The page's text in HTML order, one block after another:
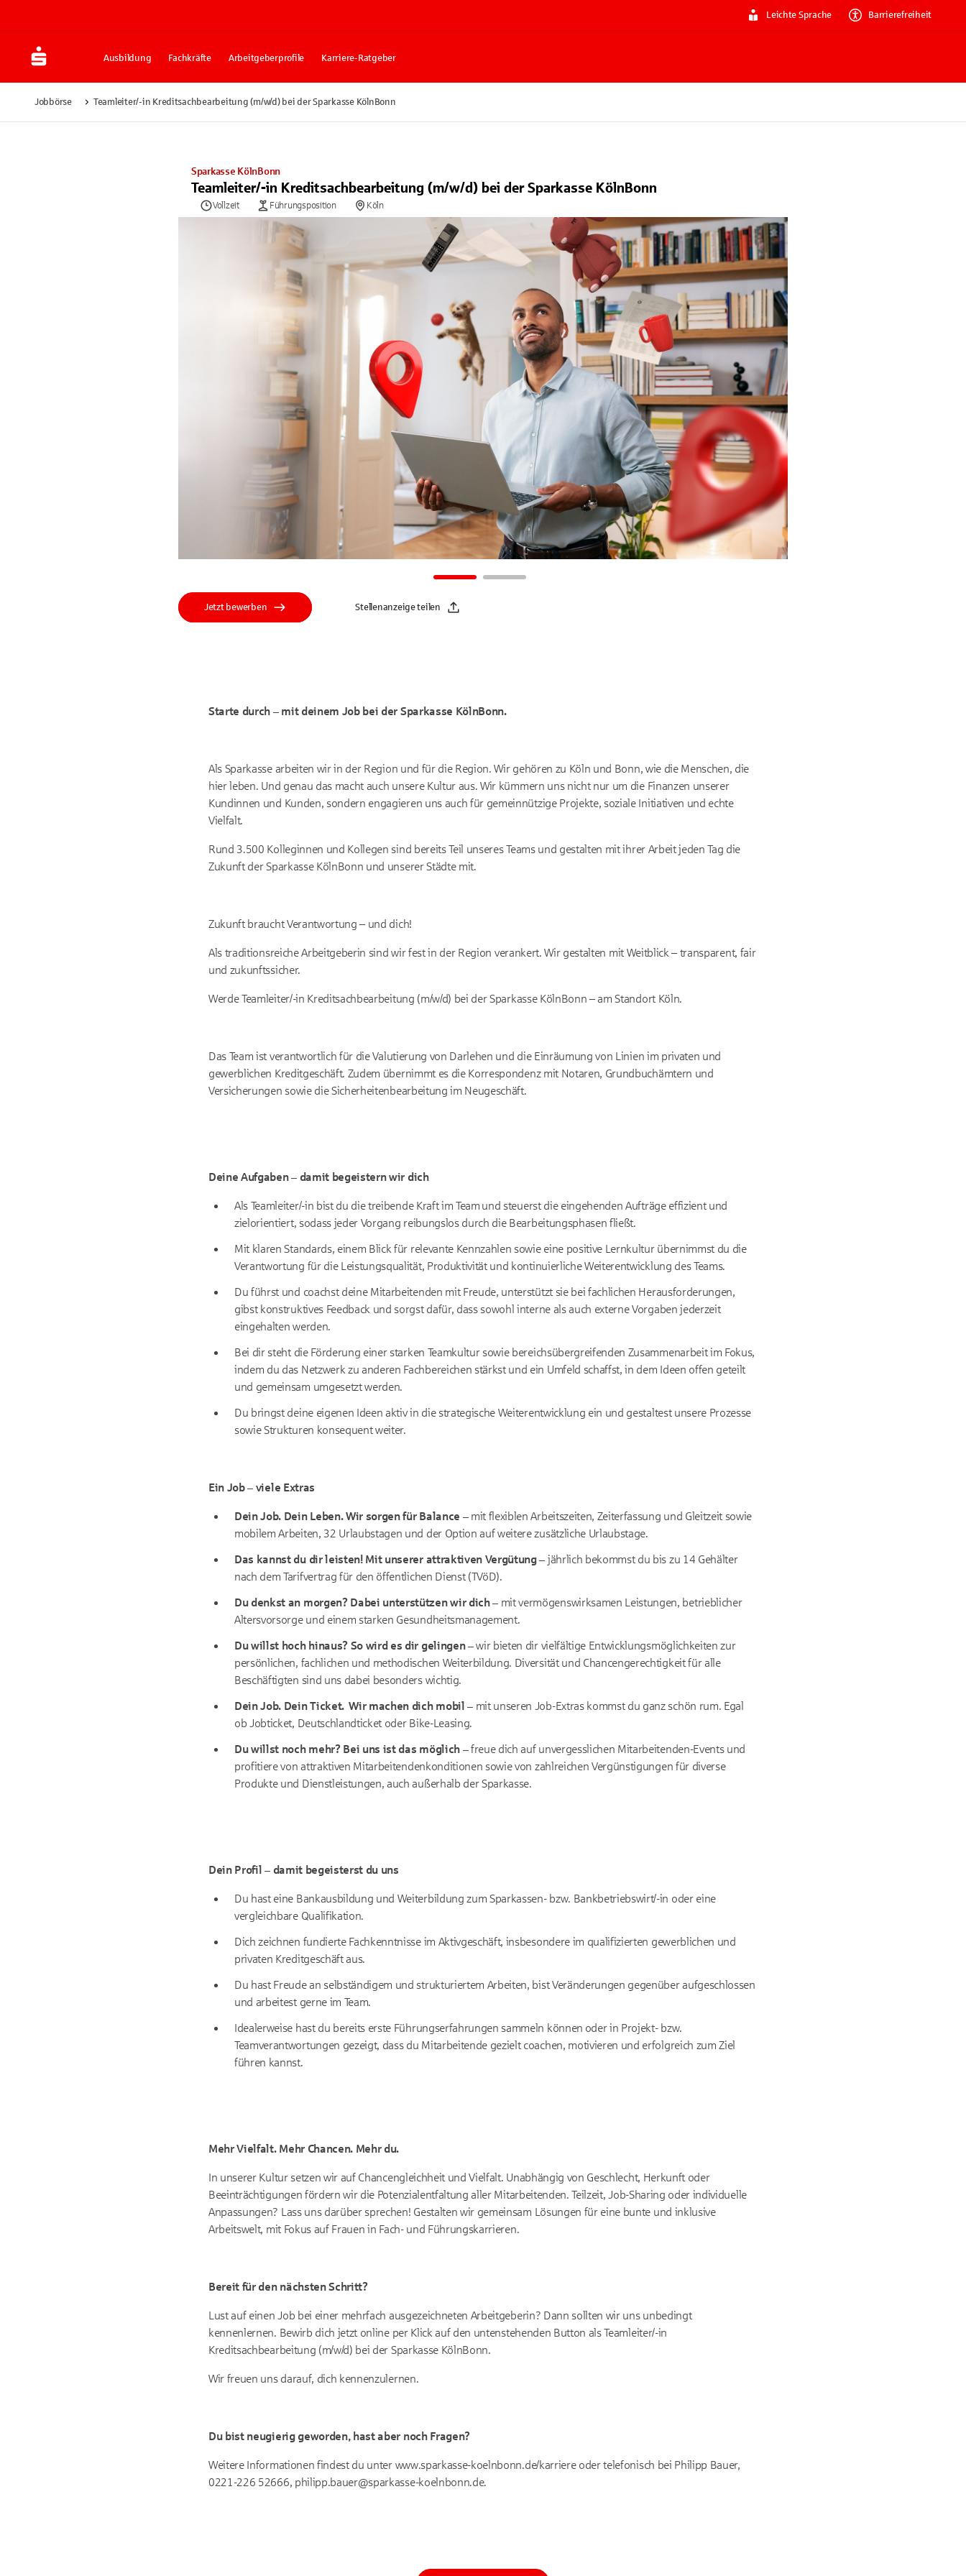
Leichte Sprache Barrierefreiheit
Ausbildung Fachkräfte Arbeitgeberprofile Karriere-Ratgeber
Jobbörse Teamleiter/-in Kreditsachbearbeitung (m/w/d) bei der Sparkasse KölnBonn
Sparkasse KölnBonn
Teamleiter/-in Kreditsachbearbeitung (m/w/d) bei der Sparkasse KölnBonn
Vollzeit Führungsposition Köln
Jetzt bewerben Stellenanzeige teilen
Starte durch – mit deinem Job bei der Sparkasse KölnBonn.
Als Sparkasse arbeiten wir in der Region und für die Region. Wir gehören zu Köln und Bonn, wie die Menschen, die
hier leben. Und genau das macht auch unsere Kultur aus. Wir kümmern uns nicht nur um die Finanzen unserer
Kundinnen und Kunden, sondern engagieren uns auch für gemeinnützige Projekte, soziale Initiativen und echte
Vielfalt.
Rund 3.500 Kolleginnen und Kollegen sind bereits Teil unseres Teams und gestalten mit ihrer Arbeit jeden Tag die
Zukunft der Sparkasse KölnBonn und unserer Städte mit.
Zukunft braucht Verantwortung – und dich!
Als traditionsreiche Arbeitgeberin sind wir fest in der Region verankert. Wir gestalten mit Weitblick – transparent, fair
und zukunftssicher.
Werde Teamleiter/-in Kreditsachbearbeitung (m/w/d) bei der Sparkasse KölnBonn – am Standort Köln.
Das Team ist verantwortlich für die Valutierung von Darlehen und die Einräumung von Linien im privaten und
gewerblichen Kreditgeschäft. Zudem übernimmt es die Korrespondenz mit Notaren, Grundbuchämtern und
Versicherungen sowie die Sicherheitenbearbeitung im Neugeschäft.
Deine Aufgaben – damit begeistern wir dich
Als Teamleiter/-in bist du die treibende Kraft im Team und steuerst die eingehenden Aufträge effizient und
zielorientiert, sodass jeder Vorgang reibungslos durch die Bearbeitungsphasen fließt.
Mit klaren Standards, einem Blick für relevante Kennzahlen sowie eine positive Lernkultur übernimmst du die
Verantwortung für die Leistungsqualität, Produktivität und kontinuierliche Weiterentwicklung des Teams.
Du führst und coachst deine Mitarbeitenden mit Freude, unterstützt sie bei fachlichen Herausforderungen,
gibst konstruktives Feedback und sorgst dafür, dass sowohl interne als auch externe Vorgaben jederzeit
eingehalten werden.
Bei dir steht die Förderung einer starken Teamkultur sowie bereichsübergreifenden Zusammenarbeit im Fokus,
indem du das Netzwerk zu anderen Fachbereichen stärkst und ein Umfeld schaffst, in dem Ideen offen geteilt
und gemeinsam umgesetzt werden.
Du bringst deine eigenen Ideen aktiv in die strategische Weiterentwicklung ein und gestaltest unsere Prozesse
sowie Strukturen konsequent weiter.
Ein Job – viele Extras
Dein Job. Dein Leben. Wir sorgen für Balance –mit flexiblen Arbeitszeiten, Zeiterfassung und Gleitzeit sowie
mobilem Arbeiten, 32 Urlaubstagen und der Option auf weitere zusätzliche Urlaubstage.
Das kannst du dir leisten! Mit unserer attraktiven Vergütung – jährlich bekommst du bis zu 14 Gehälter
nach dem Tarifvertrag für den öffentlichen Dienst (TVöD).
Du denkst an morgen? Dabei unterstützen wir dich – mit vermögenswirksamen Leistungen, betrieblicher
Altersvorsorge und einem starken Gesundheitsmanagement.
Du willst hoch hinaus? So wird es dir gelingen –wir bieten dir vielfältige Entwicklungsmöglichkeiten zur
persönlichen, fachlichen und methodischen Weiterbildung. Diversität und Chancengerechtigkeit für alle
Beschäftigten sind uns dabei besonders wichtig.
Dein Job. Dein Ticket. Wir machen dich mobil –mit unseren Job-Extras kommst du ganz schön rum. Egal
ob Jobticket, Deutschlandticket oder Bike-Leasing.
Du willst noch mehr? Bei uns ist das möglich –freue dich auf unvergesslichen Mitarbeitenden-Events und
profitiere von attraktiven Mitarbeitendenkonditionen sowie von zahlreichen Vergünstigungen für diverse
Produkte und Dienstleistungen, auch außerhalb der Sparkasse.
Dein Profil – damit begeisterst du uns
Du hast eine Bankausbildung und Weiterbildung zum Sparkassen- bzw. Bankbetriebswirt/-in oder eine
vergleichbare Qualifikation.
Dich zeichnen fundierte Fachkenntnisse im Aktivgeschäft, insbesondere im qualifizierten gewerblichen und
privaten Kreditgeschäft aus.
Du hast Freude an selbständigem und strukturiertem Arbeiten, bist Veränderungen gegenüber aufgeschlossen
und arbeitest gerne im Team.
Idealerweise hast du bereits erste Führungserfahrungen sammeln können oder in Projekt- bzw.
Teamverantwortungen gezeigt, dass du Mitarbeitende gezielt coachen, motivieren und erfolgreich zum Ziel
führen kannst.
Mehr Vielfalt. Mehr Chancen. Mehr du.
In unserer Kultur setzen wir auf Chancengleichheit und Vielfalt. Unabhängig von Geschlecht, Herkunft oder
Beeinträchtigungen fördern wir die Potenzialentfaltung aller Mitarbeitenden. Teilzeit, Job-Sharing oder individuelle
Anpassungen? Lass uns darüber sprechen! Gestalten wir gemeinsam Lösungen für eine bunte und inklusive
Arbeitswelt, mit Fokus auf Frauen in Fach- und Führungskarrieren.
Bereit für den nächsten Schritt?
Lust auf einen Job bei einer mehrfach ausgezeichneten Arbeitgeberin? Dann sollten wir uns unbedingt
kennenlernen. Bewirb dich jetzt online per Klick auf den untenstehenden Button als Teamleiter/-in
Kreditsachbearbeitung (m/w/d) bei der Sparkasse KölnBonn.
Wir freuen uns darauf, dich kennenzulernen.
Du bist neugierig geworden, hast aber noch Fragen?
Weitere Informationen findest du unter www.sparkasse-koelnbonn.de/karriere oder telefonisch bei Philipp Bauer,
0221-226 52666, philipp.bauer@sparkasse-koelnbonn.de.